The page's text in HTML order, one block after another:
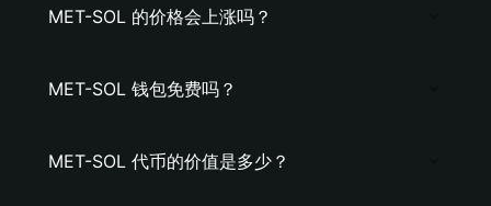
MET-SOL 的价格会上涨吗？
MET-SOL 钱包免费吗？
MET-SOL 代币的价值是多少？